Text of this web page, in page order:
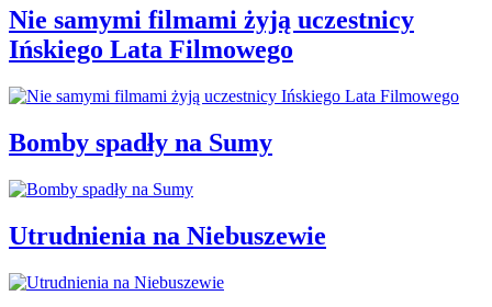
Nie samymi filmami żyją uczestnicy
Ińskiego Lata Filmowego
Bomby spadły na Sumy
Utrudnienia na Niebuszewie